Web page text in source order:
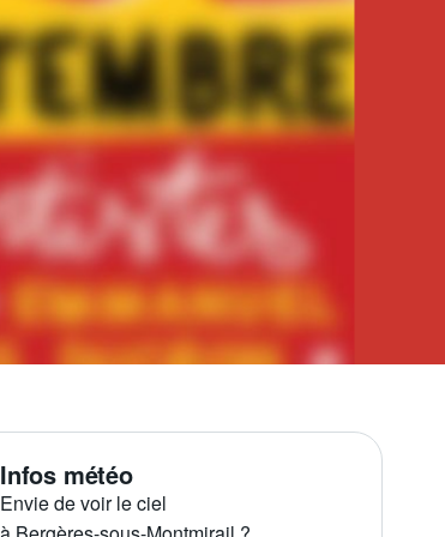
Infos météo
Envie de voir le ciel